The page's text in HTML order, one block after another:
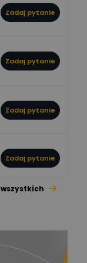
714
244
Zadaj pytanie
Zadaj pytanie
Zadaj pytanie
Zadaj pytanie
Zadaj pytanie